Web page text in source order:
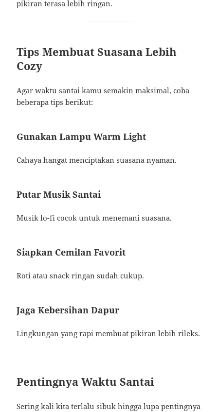
pikiran terasa lebih ringan.
Tips Membuat Suasana Lebih
Cozy
Agar waktu santai kamu semakin maksimal, coba
beberapa tips berikut:
Gunakan Lampu Warm Light
Cahaya hangat menciptakan suasana nyaman.
Putar Musik Santai
Musik lo-fi cocok untuk menemani suasana.
Siapkan Cemilan Favorit
Roti atau snack ringan sudah cukup.
Jaga Kebersihan Dapur
Lingkungan yang rapi membuat pikiran lebih rileks.
Pentingnya Waktu Santai
Sering kali kita terlalu sibuk hingga lupa pentingnya